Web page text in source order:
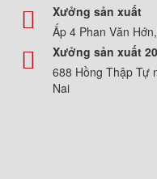
Xưởng sản xuất
Ấp 4 Phan Văn
Xưởng sản xuất
688 Hồng Thập Tự
Nai